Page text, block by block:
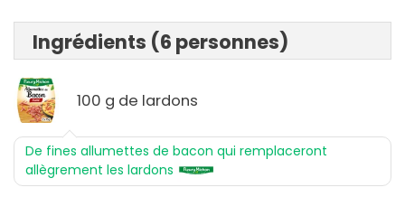
Ingrédients (6 personnes)
100 g de lardons
De fines allumettes de bacon qui remplaceront
allègrement les lardons